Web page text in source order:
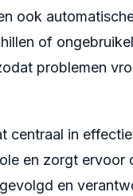
ook
of
problemen
centraal in
en zorgt ervoor
en